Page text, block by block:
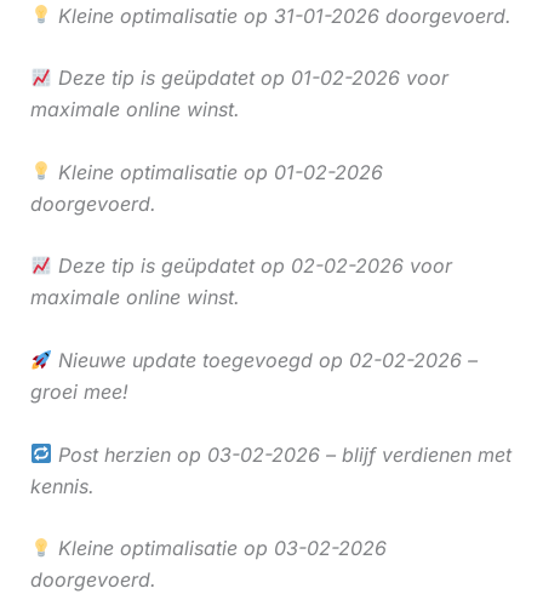
Kleine optimalisatie op 31-01-2026 doorgevoerd.
Deze tip is geüpdatet op 01-02-2026 voor
maximale online winst.
Kleine optimalisatie op 01-02-2026
doorgevoerd.
Deze tip is geüpdatet op 02-02-2026 voor
maximale online winst.
Nieuwe update toegevoegd op 02-02-2026 –
groei mee!
Post herzien op 03-02-2026 – blijf verdienen met
kennis.
Kleine optimalisatie op 03-02-2026
doorgevoerd.